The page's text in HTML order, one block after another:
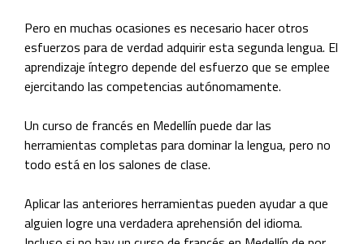
Pero en muchas ocasiones es necesario hacer otros
esfuerzos para de verdad adquirir esta segunda lengua. El
aprendizaje íntegro depende del esfuerzo que se emplee
ejercitando las competencias autónomamente.
Un curso de francés en Medellín puede dar las
herramientas completas para dominar la lengua, pero no
todo está en los salones de clase.
Aplicar las anteriores herramientas pueden ayudar a que
alguien logre una verdadera aprehensión del idioma.